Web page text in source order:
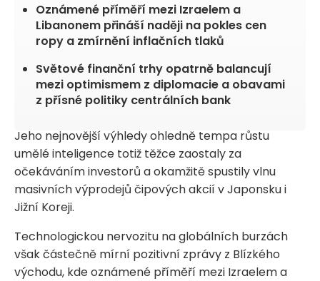
Oznámené příměří mezi Izraelem a
Libanonem přináší naději na pokles cen
ropy a zmírnění inflačních tlaků
Světové finanční trhy opatrně balancují
mezi optimismem z diplomacie a obavami
z přísné politiky centrálních bank
Jeho nejnovější výhledy ohledně tempa růstu
umělé inteligence totiž těžce zaostaly za
očekáváním investorů a okamžitě spustily vlnu
masivních výprodejů čipových akcií v Japonsku i
Jižní Koreji.
Technologickou nervozitu na globálních burzách
však částečně mírní pozitivní zprávy z Blízkého
východu, kde oznámené příměří mezi Izraelem a